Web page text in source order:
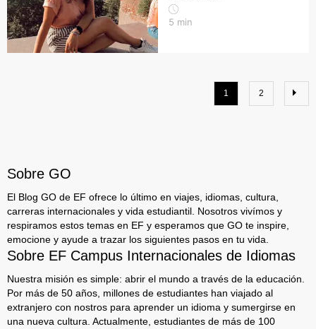
5 min
1 2
Sobre GO
El Blog GO de EF ofrece lo último en viajes, idiomas, cultura,
carreras internacionales y vida estudiantil. Nosotros vivímos y
respiramos estos temas en EF y esperamos que GO te inspire,
emocione y ayude a trazar los siguientes pasos en tu vida.
Sobre EF Campus Internacionales de Idiomas
Nuestra misión es simple: abrir el mundo a través de la educación.
Por más de 50 años, millones de estudiantes han viajado al
extranjero con nostros para aprender un idioma y sumergirse en
una nueva cultura. Actualmente, estudiantes de más de 100